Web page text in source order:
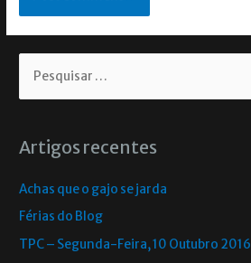
Artigos recentes
Achas que o gajo se jarda
Férias do Blog
TPC – Segunda-Feira, 10 Outubro 2016